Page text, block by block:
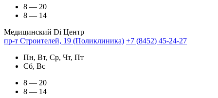
8 — 20
8 — 14
Медицинский Di Центр
пр-т Строителей, 19 (Поликлиника) +7 (8452) 45-24-27
Пн, Вт, Ср, Чт, Пт
Сб, Вс
8 — 20
8 — 14